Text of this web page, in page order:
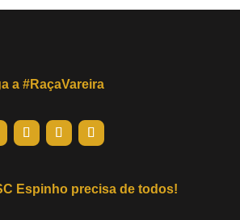
a #RaçaVareira
Espinho precisa de todos!